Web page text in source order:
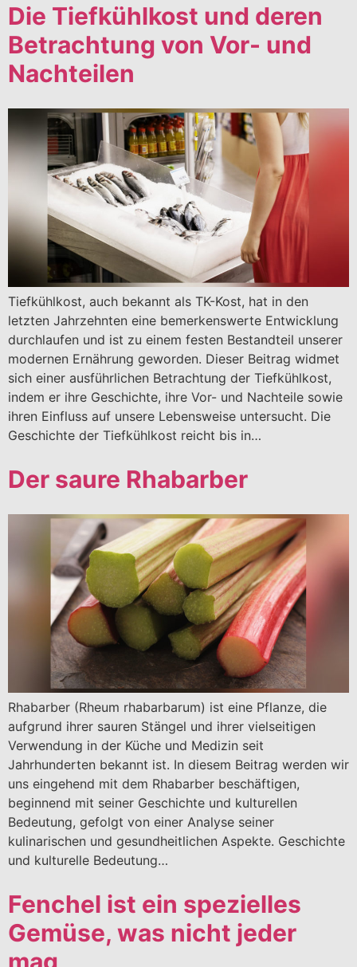
Die Tiefkühlkost und deren
Betrachtung von Vor- und
Nachteilen
Tiefkühlkost, auch bekannt als TK-Kost, hat in den
letzten Jahrzehnten eine bemerkenswerte Entwicklung
durchlaufen und ist zu einem festen Bestandteil unserer
modernen Ernährung geworden. Dieser Beitrag widmet
sich einer ausführlichen Betrachtung der Tiefkühlkost,
indem er ihre Geschichte, ihre Vor- und Nachteile sowie
ihren Einfluss auf unsere Lebensweise untersucht. Die
Geschichte der Tiefkühlkost reicht bis in…
Der saure Rhabarber
Rhabarber (Rheum rhabarbarum) ist eine Pflanze, die
aufgrund ihrer sauren Stängel und ihrer vielseitigen
Verwendung in der Küche und Medizin seit
Jahrhunderten bekannt ist. In diesem Beitrag werden wir
uns eingehend mit dem Rhabarber beschäftigen,
beginnend mit seiner Geschichte und kulturellen
Bedeutung, gefolgt von einer Analyse seiner
kulinarischen und gesundheitlichen Aspekte. Geschichte
und kulturelle Bedeutung…
Fenchel ist ein spezielles
Gemüse, was nicht jeder
mag